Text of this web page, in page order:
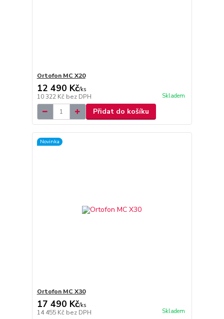
Ortofon MC X20
12 490 Kč/ks
10 322 Kč bez DPH Skladem
Přidat do košíku
Novinka
Ortofon MC X30
17 490 Kč/ks
14 455 Kč bez DPH Skladem